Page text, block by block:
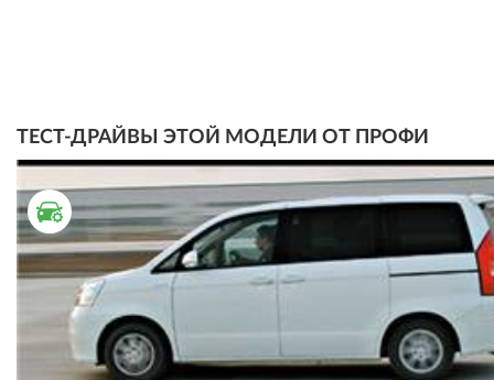
ТЕСТ-ДРАЙВЫ ЭТОЙ МОДЕЛИ ОТ ПРОФИ
ТЕСТ ДРАЙВ